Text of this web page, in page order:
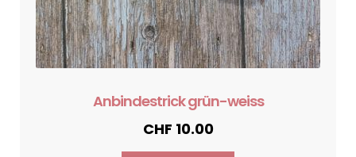
Anbindestrick grün-weiss
CHF 10.00